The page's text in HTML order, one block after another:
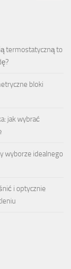
termostatyczną to
bloki
jak wybrać
wyborze idealnego
i optycznie